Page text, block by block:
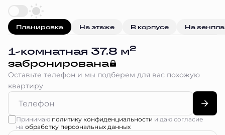
Планировка На этаже В корпусе На
1-комнатная 37.8 м2
забронирована
Оставьте телефон и мы подберем для вас похожую
квартиру
Принимаю политику конфиденциальности и даю согласие
на обработку персональных данных